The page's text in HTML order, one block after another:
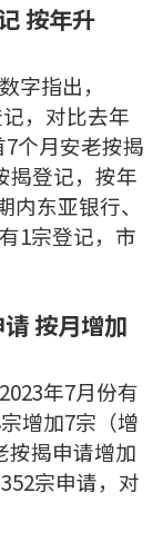
Limited 版权所有
按年升
字指出，
，对比去年
个月安老按揭
揭登记，按年
东亚银行、
1宗登记，市
按月增加
年7月份有
增加7宗（增
按揭申请增加
宗申请，对